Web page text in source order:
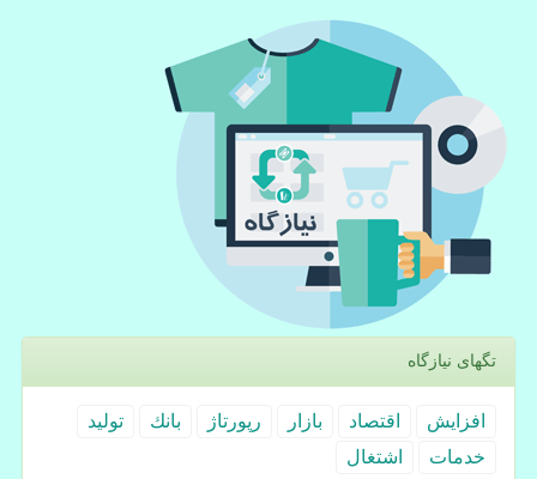
تگهای نیازگاه
افزایش اقتصاد بازار رپورتاژ بانك
تولید
خدمات
اشتغال